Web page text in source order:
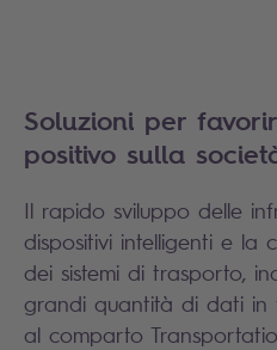
Soluzioni per
positivo sulla
Il rapido sviluppo delle
dispositivi intelligenti e la
dei sistemi di trasporto,
grandi quantità di dati in
al comparto